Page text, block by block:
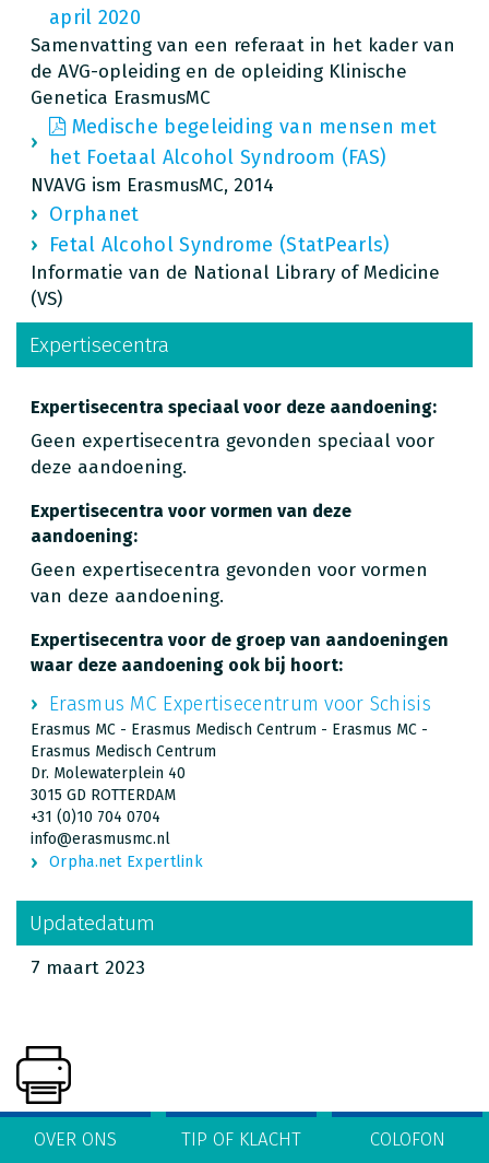
april 2020
Samenvatting van een referaat in het kader van
de AVG-opleiding en de opleiding Klinische
Genetica ErasmusMC
Medische begeleiding van mensen met
het Foetaal Alcohol Syndroom (FAS)
NVAVG ism ErasmusMC, 2014
Orphanet
Fetal Alcohol Syndrome (StatPearls)
Informatie van de National Library of Medicine
(VS)
Expertisecentra
Expertisecentra speciaal voor deze aandoening:
Geen expertisecentra gevonden speciaal voor
deze aandoening.
Expertisecentra voor vormen van deze
aandoening:
Geen expertisecentra gevonden voor vormen
van deze aandoening.
Expertisecentra voor de groep van aandoeningen
waar deze aandoening ook bij hoort:
Erasmus MC Expertisecentrum voor Schisis
Erasmus MC - Erasmus Medisch Centrum - Erasmus MC -
Erasmus Medisch Centrum
Dr. Molewaterplein 40
3015 GD ROTTERDAM
+31 (0)10 704 0704
info@erasmusmc.nl
Orpha.net Expertlink
Updatedatum
7 maart 2023
OVER ONS TIP OF KLACHT COLOFON